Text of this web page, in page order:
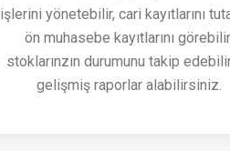
işlerini yönetebilir, cari kayıtlarını
ön muhasebe kayıtlarını
stoklarınzın durumunu takip
gelişmiş raporlar alabilirsiniz.